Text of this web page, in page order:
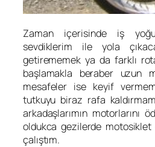
Zaman içerisinde iş
sevdiklerim ile yola
getirememek ya da farklı
başlamakla beraber uzun
mesafeler ise keyif
tutkuyu biraz rafa
arkadaşlarımın motorlarını
oldukca gezilerde
çalıştım.